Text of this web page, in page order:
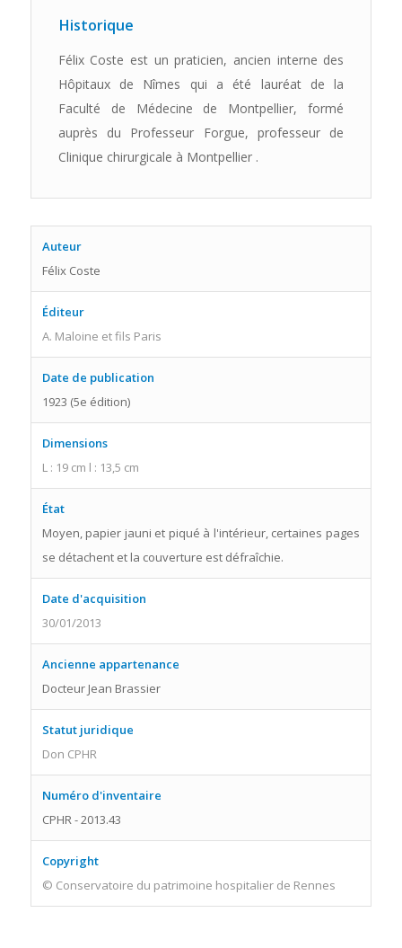
Historique
Félix Coste est un praticien, ancien interne des
Hôpitaux de Nîmes qui a été lauréat de la
Faculté de Médecine de Montpellier, formé
auprès du Professeur Forgue, professeur de
Clinique chirurgicale à Montpellier .
Auteur
Félix Coste
Éditeur
A. Maloine et fils Paris
Date de publication
1923 (5e édition)
Dimensions
L : 19 cm l : 13,5 cm
État
Moyen, papier jauni et piqué à l'intérieur, certaines pages
se détachent et la couverture est défraîchie.
Date d'acquisition
30/01/2013
Ancienne appartenance
Docteur Jean Brassier
Statut juridique
Don CPHR
Numéro d'inventaire
CPHR - 2013.43
Copyright
© Conservatoire du patrimoine hospitalier de Rennes